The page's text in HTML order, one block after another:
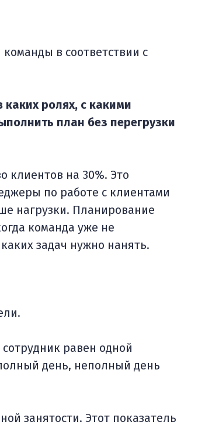
в соответствии с
ролях, с какими
план без перегрузки
клиентов на 30%. Это
по работе с клиентами
нагрузки. Планирование
команда уже не
задач нужно нанять.
равен одной
день, неполный день
занятости. Этот показатель